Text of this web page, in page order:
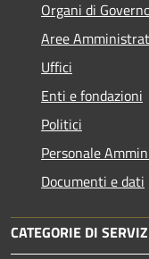
Organi di
Aree
Uffici
Enti e fondazioni
Politici
Personale
Documenti e dati
CATEGORIE DI